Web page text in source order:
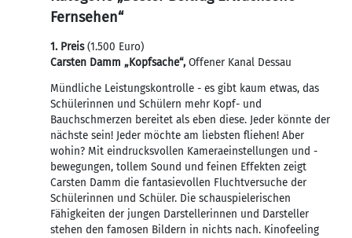
Fernsehen“
1. Preis(1.500 Euro)
Carsten Damm „Kopfsache“, Offener Kanal Dessau
Mündliche Leistungskontrolle - es gibt kaum etwas, das
Schülerinnen und Schülern mehr Kopf- und
Bauchschmerzen bereitet als eben diese. Jeder könnte der
nächste sein! Jeder möchte am liebsten fliehen! Aber
wohin? Mit eindrucksvollen Kameraeinstellungen und -
bewegungen, tollem Sound und feinen Effekten zeigt
Carsten Damm die fantasievollen Fluchtversuche der
Schülerinnen und Schüler. Die schauspielerischen
Fähigkeiten der jungen Darstellerinnen und Darsteller
stehen den famosen Bildern in nichts nach. Kinofeeling